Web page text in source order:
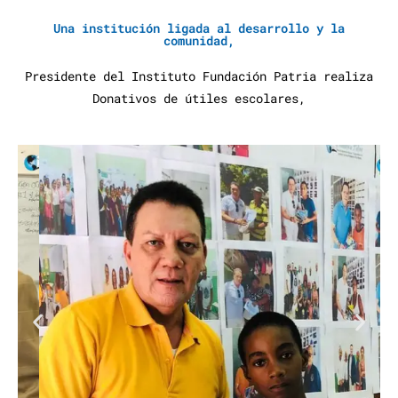
Una institución ligada al desarrollo y la
comunidad,
Presidente del Instituto Fundación Patria realiza
Donativos de útiles escolares,